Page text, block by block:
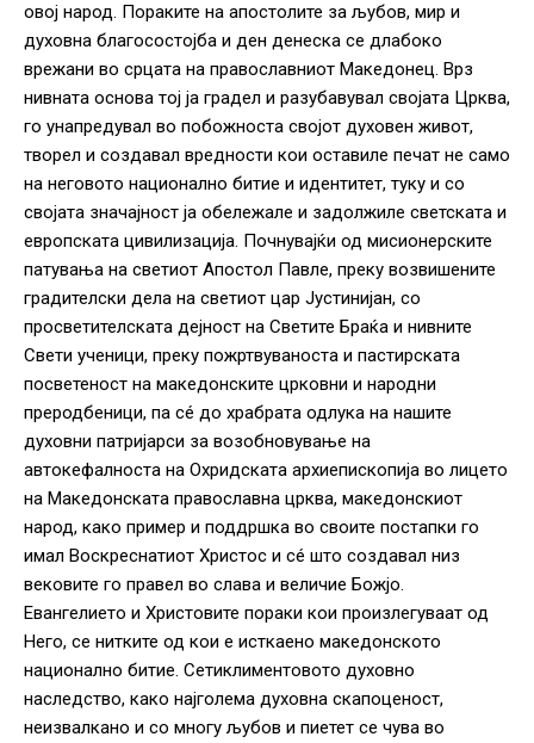
овој народ. Пораките на апостолите за љубов, мир и
духовна благосостојба и ден денеска се длабоко
врежани во срцата на православниот Македонец. Врз
нивната основа тој ја градел и разубавувал својата Црква,
го унапредувал во побожноста својот духовен живот,
творел и создавал вредности кои оставиле печат не само
на неговото национално битие и идентитет, туку и со
својата значајност ја обележале и задолжиле светската и
европската цивилизација. Почнувајќи од мисионерските
патувања на светиот Апостол Павле, преку возвишените
градителски дела на светиот цар Јустинијан, со
просветителската дејност на Светите Браќа и нивните
Свети ученици, преку пожртвуваноста и пастирската
посветеност на македонските црковни и народни
преродбеници, па сé до храбрата одлука на нашите
духовни патријарси за возобновување на
автокефалноста на Охридската архиепископија во лицето
на Македонската православна црква, македонскиот
народ, како пример и поддршка во своите постапки го
имал Воскреснатиот Христос и сé што создавал низ
вековите го правел во слава и величие Божјо.
Евангелието и Христовите пораки кои произлегуваат од
Него, се нитките од кои е исткаено македонското
национално битие. Сетиклиментовото духовно
наследство, како најголема духовна скапоценост,
неизвалкано и со многу љубов и пиетет се чува во